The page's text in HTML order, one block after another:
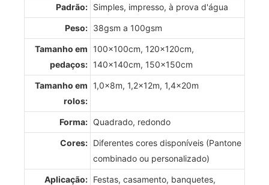
Padrão: Simples, impresso, à prova d'água
Peso: 38gsm a 100gsm
Tamanho em
pedaços:
100x100cm, 120x120cm,
140x140cm, 150x150cm
Tamanho em
rolos:
1,0x8m, 1,2x12m, 1,4x20m
Forma: Quadrado, redondo
Cores: Diferentes cores disponíveis (Pantone
combinado ou personalizado)
Aplicação: Festas, casamento, banquetes,